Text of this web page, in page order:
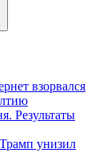
взорвался
Результаты
унизил